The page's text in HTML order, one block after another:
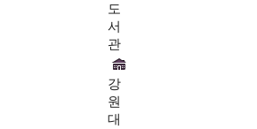
도
서
관
강
원
대